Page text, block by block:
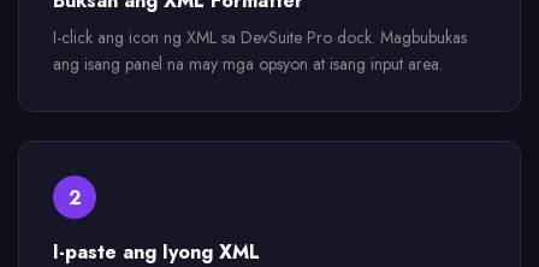
I-click ang icon ng XML sa DevSuite Pro dock. Magbubukas
ang isang panel na may mga opsyon at isang input area.
2
I-paste ang Iyong XML